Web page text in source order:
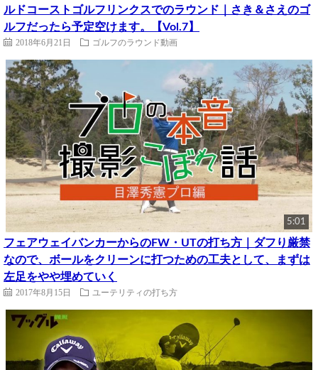
ルドコーストゴルフリンクスでのラウンド｜さき＆さえのゴ
ルフだったら予定空けます。【Vol.7】
2018年6月21日 ゴルフのラウンド動画
5:01
フェアウェイバンカーからのFW・UTの打ち方｜ダフり厳禁
なので、ボールをクリーンに打つための工夫として、まずは
左足をやや埋めていく
2017年8月15日 ユーテリティの打ち方